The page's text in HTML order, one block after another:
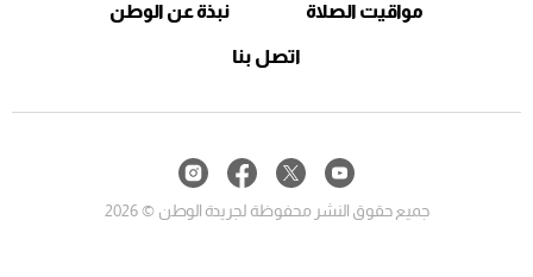
مواقيت الصلاة نبذة عن الوطن
اتصل بنا
جميع حقوق النشر محفوظة لجريدة الوطن © 2026